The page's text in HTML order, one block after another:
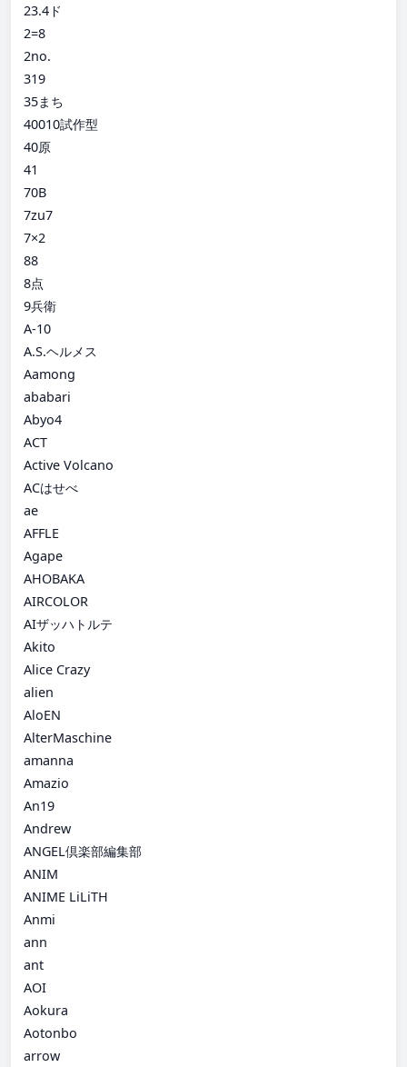
23.4ド
2=8
2no.
319
35まち
40010試作型
40原
41
70B
7zu7
7×2
88
8点
9兵衛
A-10
A.S.ヘルメス
Aamong
ababari
Abyo4
ACT
Active Volcano
ACはせべ
ae
AFFLE
Agape
AHOBAKA
AIRCOLOR
AIザッハトルテ
Akito
Alice Crazy
alien
AloEN
AlterMaschine
amanna
Amazio
An19
Andrew
ANGEL倶楽部編集部
ANIM
ANIME LiLiTH
Anmi
ann
ant
AOI
Aokura
Aotonbo
arrow